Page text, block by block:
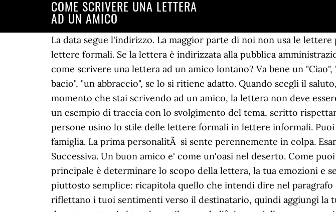
COME SCRIVERE UNA LETTERA
AD UN AMICO
La data segue l'indirizzo. La maggior parte di noi non usa le lettere per comunicare con gli amici; tuttavia, siamo più abituati a scrivere lettere formali. Se la lettera è indirizzata alla pubblica amministrazione, ovviamente, il tono sarà più istituzionale, serio e distaccato. come scrivere una lettera ad un amico lontano? Va bene un "Ciao", "Ci vediamo presto" o anche qualcosa di piÃ¹ intimo come "Un bacio", "un abbraccio", se lo si ritiene adatto. Quando scegli il saluto, pensa al rapporto tra il destinatario e il tuo stile di scrittura. Dal momento che stai scrivendo ad un amico, la lettera non deve essere formale e seria. Come scrivere una Lettera ad un amico lontano, un esempio di traccia con lo svolgimento del tema, scritto rispettando la struttura della forma epistolare. È naturale che molte persone usino lo stile delle lettere formali in lettere informali. Puoi iniziare la lettera chiedendo informazioni al tuo amico e alla sua famiglia. La prima personalitÃ si sente perennemente in colpa. Esame Terza media: come si scrive una lettera ad un amico. Precedente Successiva. Un buon amico e' come un'oasi nel deserto. Come puoi vedere, scrivere una lettera ad un amico non è così difficile, la cosa principale è determinare lo scopo della lettera, la tua emozioni e sentimenti alla persona a cui stai scrivendo. Concludere una lettera è piuttosto semplice: ricapitola quello che intendi dire nel paragrafo conclusivo, scegliendo formule di chiusura generiche o dirette che riflettano i tuoi sentimenti verso il destinatario, quindi aggiungi la tua firma e, volendo, anche un post scriptum. Quindi, prima di tutto, dovete mettervi al tavolo e stilare un bellâelenco delle cose per cui gli siete grate. Lv 6. devo scrivere una lettera ad un amico lontano come devo fare?ris al piu presto. Quindi scrivi una chiusura appropriata. A te che sei la mia anima gemella nonostante tutto e tutti. Si puÃ² far precedere i saluti dalla data in cui stiamo scrivendo, che renderÃ ancora di piÃ¹ il vostro scritto un vero e proprio ricordo da conservare. In tale corrispondenza è bene fare molte domande. 1 decade ago. (Elbert Hubbard) Nessun impegno è più importante di un amico che bussa alla porta. MILANO â âUna lettera ad un vecchio amico deve essere scritta dal profondo, lontano da sguardi indiscreti e dalle cicatrici della vita.â La scrittrice Angeles Doñate, intervistata qualche giorno fa in merito al suo libro âIl club delle lettere segreteâ, ci da alcuni suggerimenti da seguire per scrivere una lettera ad un vecchio amico che non si sente da tanto tempo. Come scrivere una lettera ad un amico con cui non lo faiTi sei visto da tanto tempo? Come scrivere una lettera ad un amico, con il quale si desidera incontrare di nuovo? Nel campo lavorativo, per un errore, un disguido o uno sbaglio commesso la lettera di scuse sarÃ preceduta dall'immediato intervento... Sentite la necessitÃ di ringraziare qualcuno, ma non avete la possibilitÃ di farlo personalmente? Alcuni altri openers includono. Se non sei abituato a comunicare con gli amici con le lettere, scrivere una lettera informale potrebbe rivelarsi un po 'difficile per te. Io abbastanza bene, spero anche tu. Scrivere una lettera sembra essere un'operazione ormai destinata al passato, ma sono numerose le occasioni in cui scrivere lettere diventa essenziale.Infatti gran parte delle situazioni formali e "burocratiche" che ci troviamo ad affrontare nella nostra vita spesso richiedono la scrittura di lettere. Answer Save. Come si scrive una lettera ad un amico per la prova dellâesame di terza media di Italiano o per un compito in classe. Aristotele niente è così pericoloso come un amico ignorante Jean de La Fontaine frasi per un amico speciale Strano quanto ferisce quando un amico va via -e lascia dietro soltanto silenzio. Questo è il motivo per cui vi forniremo una guida passo passo su come scrivere una lettera ad un amico. Come Scrivere a Qualcuno a cui è stato Diagnosticato il Cancro. ): se avete dimenticato qualcosa nella vostra lettera ad un amico potete aggiungerla sotto la firma. Alcuni esempi di chiusure includono i migliori auguri, saluti, sinceramente, prenditi cura, evviva, ecc. dovrebbe essere circa 500 parole. Se volete scrivere una lettera memorabile per il vostro migliore amico maschio dovete, infatti, fargli capire che lui è davvero importante per voi. Scrivere circa le cose che si possono fare insieme. L'orgoglio Ã¨ una brutta bestia e spesso succede che, un amico, pur sapendo di sbagliare continua a fare una cosa solo per non... Â© 2021 Mondadori Media S.p.A. - via Bianca di Savoia 12 - 20122 Milano - P.IVA 08009080964 - riproduzione riservata - I contenuti di questo sito sono scritti direttamente dagli utenti della rete tramite la piattaforma, Grazie per averci aiutato a migliorare la qualitÃ dei nostri contenuti,